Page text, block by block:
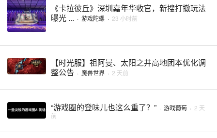
《卡拉彼丘》深圳嘉年华收官，新搜打撤玩法
曝光 ... · 游戏陀螺 · 23 小时前
【时光服】祖阿曼、太阳之井高地团本优化调
整公告 · 魔兽世界 · 2 天前
“游戏圈的登味儿也这么重了？” · 游戏葡萄 · 2 天
前